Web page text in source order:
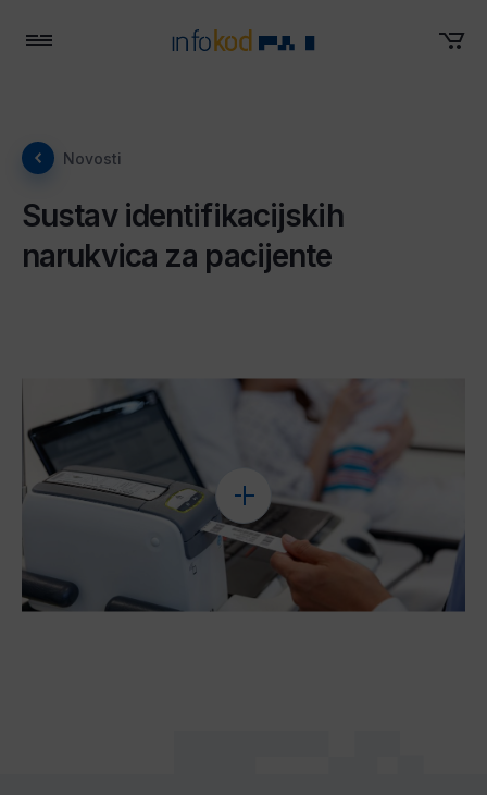
Novosti
Sustav identifikacijskih
narukvica za pacijente